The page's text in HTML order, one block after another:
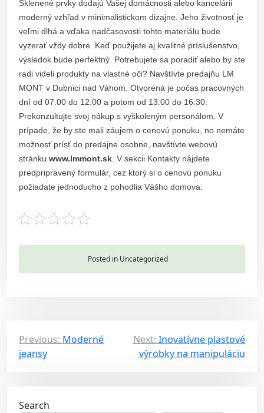
Sklenené prvky dodajú Vašej domácnosti alebo kancelárii
moderný vzhľad v minimalistickom dizajne. Jeho životnosť je
veľmi dlhá a vďaka nadčasovosti tohto materiálu bude
vyzerať vždy dobre. Keď použijete aj kvalitné príslušenstvo,
výsledok bude perfektný. Potrebujete sa poradiť alebo by ste
radi videli produkty na vlastné oči? Navštívte predajňu LM
MONT v Dubnici nad Váhom. Otvorená je počas pracovných
dní od 07:00 do 12:00 a potom od 13:00 do 16:30.
Prekonzultujte svoj nákup s vyškoleným personálom. V
prípade, že by ste mali záujem o cenovú ponuku, no nemáte
možnosť prísť do predajne osobne, navštívte webovú
stránku www.lmmont.sk . V sekcii Kontakty nájdete
predpripravený formulár, cez ktorý si o cenovú ponuku
požiadate jednoducho z pohodlia Vášho domova.
Posted in Uncategorized
P
o
Previous: Moderné
jeansy
Next: Inovatívne plastové
výrobky na manipuláciu
Search